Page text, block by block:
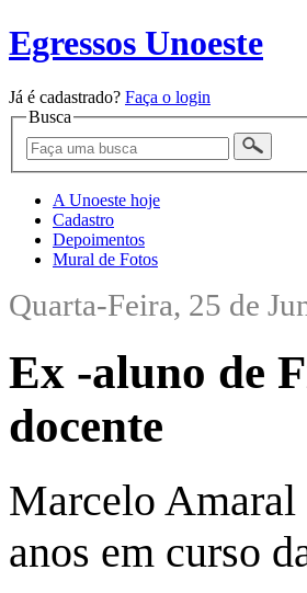
Egressos Unoeste
Já é cadastrado? Faça o login
Busca
A Unoeste hoje
Cadastro
Depoimentos
Mural de Fotos
Quarta-Feira, 25 de
Ex -aluno de
docente
Marcelo Amaral
anos em curso